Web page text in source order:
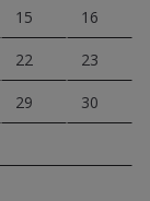
15 16
22 23
29 30